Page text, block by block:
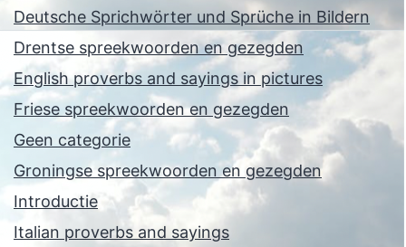
Deutsche Sprichwörter und Sprüche in Bildern
Drentse spreekwoorden en gezegden
English proverbs and sayings in pictures
Friese spreekwoorden en gezegden
Geen categorie
Groningse spreekwoorden en gezegden
Introductie
Italian proverbs and sayings